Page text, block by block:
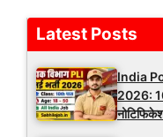
Latest Posts
India
2026: